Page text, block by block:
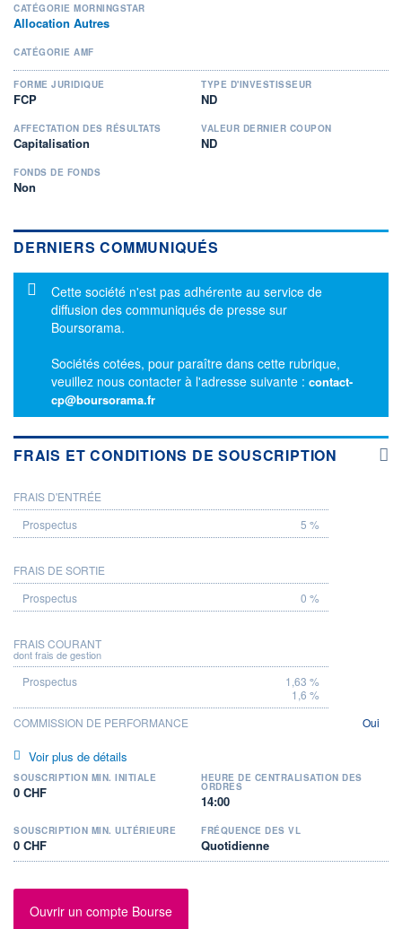
CATÉGORIE MORNINGSTAR
Allocation Autres
CATÉGORIE AMF
FORME JURIDIQUE
FCP
TYPE D'INVESTISSEUR
ND
AFFECTATION DES RÉSULTATS
Capitalisation
VALEUR DERNIER COUPON
ND
FONDS DE FONDS
Non
DERNIERS COMMUNIQUÉS
Message d'information
Cette société n'est pas adhérente au service de
diffusion des communiqués de presse sur
Boursorama.
Sociétés cotées, pour paraître dans cette rubrique,
veuillez nous contacter à l'adresse suivante : contact-
cp@boursorama.fr
FRAIS ET CONDITIONS DE SOUSCRIPTION
PROSPECTUS
FRAIS D'ENTRÉE
5 %
FRAIS DE SORTIE
0 %
FRAIS COURANT
dont frais de gestion
1,63 %
1,6 %
COMMISSION DE PERFORMANCE
Oui
Voir plus de détails
SOUSCRIPTION MIN. INITIALE
0 CHF
HEURE DE CENTRALISATION DES
ORDRES
14:00
SOUSCRIPTION MIN. ULTÉRIEURE
0 CHF
FRÉQUENCE DES VL
Quotidienne
Ouvrir un compte Bourse